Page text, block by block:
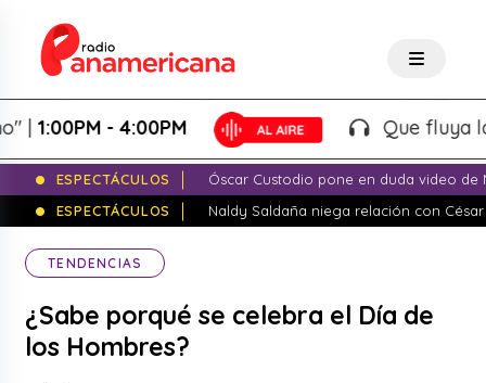
- 4:00PM Que fluya la
ESPECTÁCULOS
Óscar Custodio pone en duda video de
ESPECTÁCULOS
Naldy Saldaña niega relación con
TENDENCIAS
¿Sabe porqué se celebra el Día de
los Hombres?